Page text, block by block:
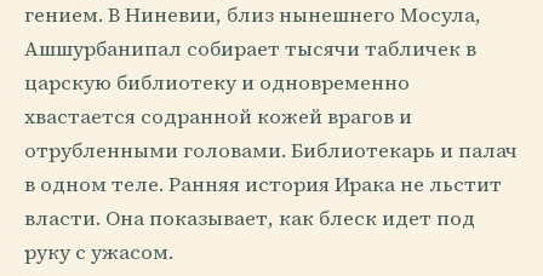
гением. В Ниневии, близ нынешнего Мосула,
Ашшурбанипал собирает тысячи табличек в
царскую библиотеку и одновременно
хвастается содранной кожей врагов и
отрубленными головами. Библиотекарь и палач
в одном теле. Ранняя история Ирака не льстит
власти. Она показывает, как блеск идет под
руку с ужасом.